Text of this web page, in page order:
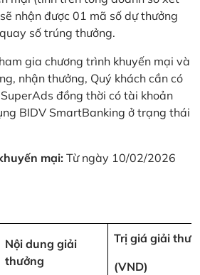
nhận được 01 mã số dự thưởng
số trúng thưởng.
gia chương trình khuyến mại và
nhận thưởng, Quý khách cần có
đồng thời có tài khoản
BIDV SmartBanking ở trạng thái
mại: Từ ngày 10/02/2026
Nội dung giải
thưởng
Trị giá giải
(VND)